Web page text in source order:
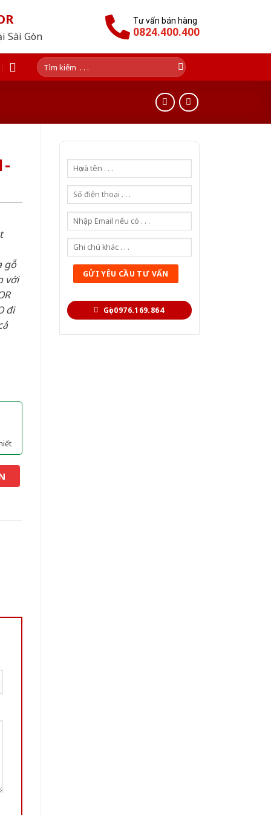
Sài Gòn
Tư vấn bán hàng
0824.400.400
Tìm
kiếm:
Gọi 0976.169.864
gỗ
với
đi